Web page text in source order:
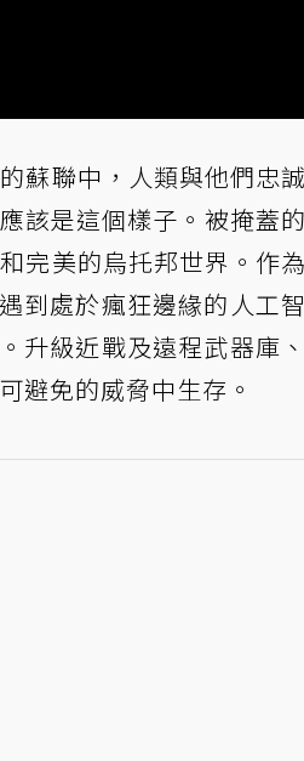
蘇聯中，人類與他們忠誠
該是這個樣子。被掩蓋的
完美的烏托邦世界。作為
到處於瘋狂邊緣的人工智
升級近戰及遠程武器庫、
避免的威脅中生存。